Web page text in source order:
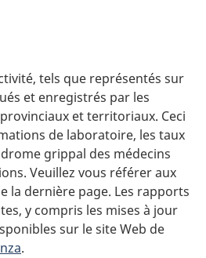
tels que représentés sur
et enregistrés par les
et territoriaux. Ceci
de laboratoire, les taux
grippal des médecins
Veuillez vous référer aux
la dernière page. Les rapports
y compris les mises à jour
sur le site Web de
.